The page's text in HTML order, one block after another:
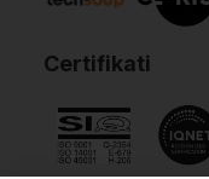
Certifikati